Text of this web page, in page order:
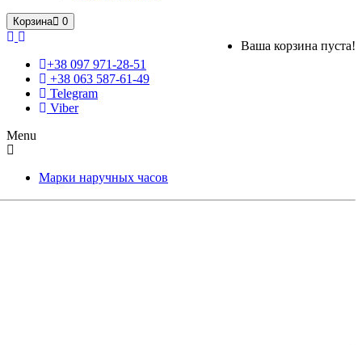
Корзина 0
Ваша корзина пуста!
+38 097 971-28-51
+38 063 587-61-49
Telegram
Viber
Menu
Марки наручных часов